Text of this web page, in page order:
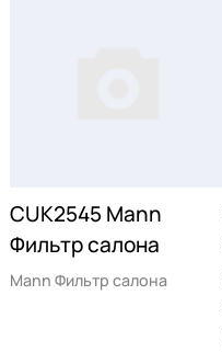
CUK2545 Mann
Фильтр салона
Mann Фильтр салона